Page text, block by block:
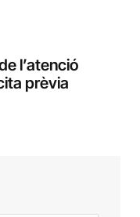
l’atenció
prèvia